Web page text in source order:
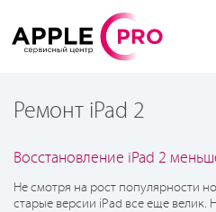
Ремонт iPad 2
Восстановление iPad 2
Не смотря на рост популярности
старые версии iPad все еще велик.